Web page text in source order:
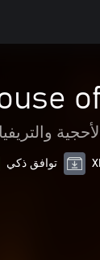
الأحجية والتريفيا
توافق ذكي